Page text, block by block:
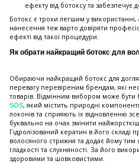
ефекту від ботоксу та забезпечує
Ботокс є трохи легшим у
нанесення теж варто довіряти
ефекті від такої процедури.
Як обрати найкращий ботокс для
Обираючи найкращий ботокс для
перевагу перевіреним брендам, які
товарів. Відмінним вибором може бути
SOS, який містить природні
локонів та сприяють їх відновленню
буквально на очах змінити
Гідролізований кератин в його складі
волосяного стрижня та додає йому тим
гладкості та слухняності. За його
здоровими та шовковистими.